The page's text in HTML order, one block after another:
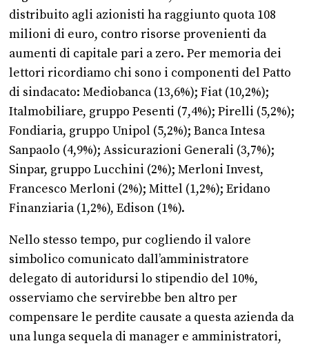
distribuito agli azionisti ha raggiunto quota 108
milioni di euro, contro risorse provenienti da
aumenti di capitale pari a zero. Per memoria dei
lettori ricordiamo chi sono i componenti del Patto
di sindacato: Mediobanca (13,6%); Fiat (10,2%);
Italmobiliare, gruppo Pesenti (7,4%); Pirelli (5,2%);
Fondiaria, gruppo Unipol (5,2%); Banca Intesa
Sanpaolo (4,9%); Assicurazioni Generali (3,7%);
Sinpar, gruppo Lucchini (2%); Merloni Invest,
Francesco Merloni (2%); Mittel (1,2%); Eridano
Finanziaria (1,2%), Edison (1%).
Nello stesso tempo, pur cogliendo il valore
simbolico comunicato dall’amministratore
delegato di autoridursi lo stipendio del 10%,
osserviamo che servirebbe ben altro per
compensare le perdite causate a questa azienda da
una lunga sequela di manager e amministratori,